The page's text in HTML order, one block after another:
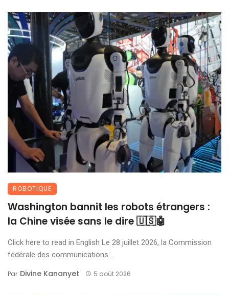
ROBOTIQUE
Washington bannit les robots étrangers :
la Chine visée sans le dire 🇺🇸🤖
Click here to read in English Le 28 juillet 2026, la Commission
fédérale des communications ...
Par Divine Kananyet 5 août 2026